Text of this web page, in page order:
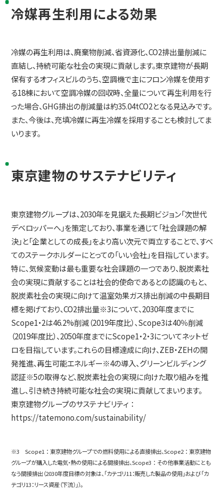
冷媒再生利用による効果
冷媒の再生利用は、廃棄物削減、省資源化、CO2排出量削減に
直結し、持続可能な社会の実現に貢献します。東京建物が長期
保有するオフィスビルのうち、空調機で主にフロン冷媒を使用す
る18棟において空調冷媒の回収時、全量について再生利用を行
った場合、GHG排出の削減量は約35.04tCO2となる見込みです。
また、今後は、充填冷媒に再生冷媒を採用することも検討してま
いります。
東京建物のサステナビリティ
東京建物グループは、2030年を見据えた長期ビジョン「次世代
デベロッパーへ」を策定しており、事業を通じて「社会課題の解
決」と「企業としての成長」をより高い次元で両立することで、すべ
てのステークホルダーにとっての「いい会社」を目指しています。
特に、気候変動は最も重要な社会課題の一つであり、脱炭素社
会の実現に貢献することは社会的使命であるとの認識のもと、
脱炭素社会の実現に向けて温室効果ガス排出削減の中長期目
標を掲げており、CO2排出量※3について、2030年度までに
Scope1・2は46.2%削減（2019年度比）、Scope3は40％削減
（2019年度比）、2050年度までにScope1・2・3についてネットゼ
ロを目指しています。これらの目標達成に向け、ZEB・ZEHの開
発推進、再生可能エネルギー※4の導入、グリーンビルディング
認証※5の取得など、脱炭素社会の実現に向けた取り組みを推
進し、引き続き持続可能な社会の実現に貢献してまいります。
東京建物グループのサステナビリティ ：
https://tatemono.com/sustainability/
※3 Scope1 ： 東京建物グループでの燃料使用による直接排出、Scope2 ： 東京建物
グループが購入した電気・熱の使用による間接排出、Scope3 ： その他事業活動にとも
なう間接排出（2030年度目標の対象は、「カテゴリ11：販売した製品の使用」および「カ
テゴリ13：リース資産（下流）」）。